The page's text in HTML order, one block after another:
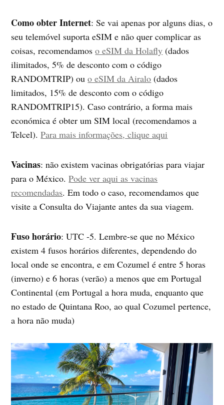
Como obter Internet: Se vai apenas por alguns dias, o
seu telemóvel suporta eSIM e não quer complicar as
coisas, recomendamoso eSIM da Holafly (dados
ilimitados, 5% de desconto com o código
RANDOMTRIP) ouo eSIM da Airalo (dados
limitados, 15% de desconto com o código
RANDOMTRIP15). Caso contrário, a forma mais
económica é obter um SIM local (recomendamos a
Telcel).Para mais informações, clique aqui
Vacinas: não existem vacinas obrigatórias para viajar
para o México.Pode ver aqui as vacinas
recomendadas. Em todo o caso, recomendamos que
visite a Consulta do Viajante antes da sua viagem.
Fuso horário: UTC -5. Lembre-se que no México
existem 4 fusos horários diferentes, dependendo do
local onde se encontra, e em Cozumel é entre 5 horas
(inverno) e 6 horas (verão) a menos que em Portugal
Continental (em Portugal a hora muda, enquanto que
no estado de Quintana Roo, ao qual Cozumel pertence,
a hora não muda)